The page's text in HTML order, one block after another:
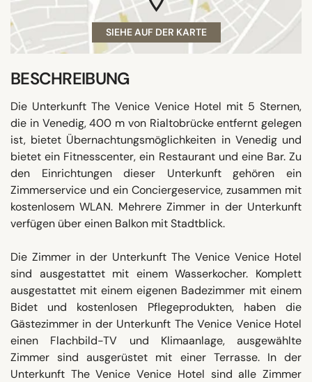
SIEHE AUF DER KARTE
BESCHREIBUNG
Die Unterkunft The Venice Venice Hotel mit 5 Sternen,
die in Venedig, 400 m von Rialtobrücke entfernt gelegen
ist, bietet Übernachtungsmöglichkeiten in Venedig und
bietet ein Fitnesscenter, ein Restaurant und eine Bar. Zu
den Einrichtungen dieser Unterkunft gehören ein
Zimmerservice und ein Conciergeservice, zusammen mit
kostenlosem WLAN. Mehrere Zimmer in der Unterkunft
verfügen über einen Balkon mit Stadtblick.
Die Zimmer in der Unterkunft The Venice Venice Hotel
sind ausgestattet mit einem Wasserkocher. Komplett
ausgestattet mit einem eigenen Badezimmer mit einem
Bidet und kostenlosen Pflegeprodukten, haben die
Gästezimmer in der Unterkunft The Venice Venice Hotel
einen Flachbild-TV und Klimaanlage, ausgewählte
Zimmer sind ausgerüstet mit einer Terrasse. In der
Unterkunft The Venice Venice Hotel sind alle Zimmer